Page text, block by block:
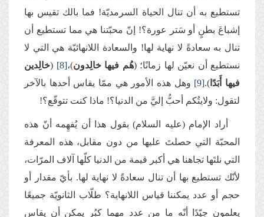
تستطيع به أن تنال الحياة السرمديّة! فما بالك تقيس بها
إشباعَ بطنٍ أو سَتر عورة؟! إنّ محبّتنا هي مما تستطيع أن
تنال به سعادةً لا نهاية لها! والسعادة اللانهائيّة هي التي لا
نستطيع أن نعيّن لها زمانًا؛ (هُم فيها خالِدون)،[8]
(خالِدين
فيها أَبَدًا ).
[9] وهل هذه الأمور هي ممّا يقاس أحدها بالآخر
لتقول: ولايتُكم أحبُّ إليَّ من الدنيا؟! ماذا كنت تتوقّع؟!
أراد الإمام (عليه السلام) بقول هذا أن يُفهِمه أنّ هذه
المحبّة التي حصلتَ عليها من دون مقابل، هذه المعرفة
التي نلتَها تجاهنا هي أكبر قيمة من الدنيا كلّها آلاف المرّات،
لأنّك تستطيع بها أن تنال سعادةً لا نهاية لها. بأيّ مقدار أو
حجم أو عدد يمكننا قياس اللانهاية؟ طلّاب الثانويّة جميعًا
يعلمون جيّدًا أنّه ما من عدد مهما كبُر يمكن أن يقاس